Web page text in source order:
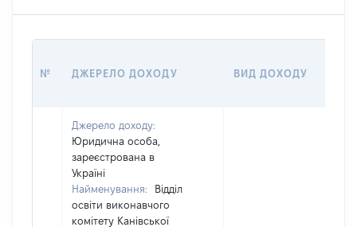
№ ДЖЕРЕЛО ДОХОДУ ВИД ДОХОДУ
Джерело доходу:
Юридична особа,
зареєстрована в
Україні
Найменування:
Відділ
освіти виконавчого
комітету Канівської